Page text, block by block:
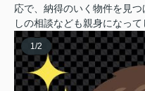
応で、納得のいく物件を見
しの相談なども親身になっ
1/2